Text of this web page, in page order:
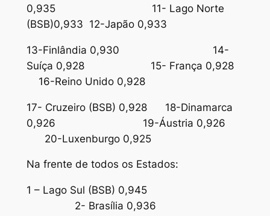
0,935 11- Lago Norte
(BSB)0,933 12-Japão 0,933
13-Finlândia 0,930 14-
Suíça 0,928 15- França 0,928
16-Reino Unido 0,928
17- Cruzeiro (BSB) 0,928 18-Dinamarca
0,926 19-Áustria 0,926
20-Luxenburgo 0,925
Na frente de todos os Estados:
1 – Lago Sul (BSB) 0,945
2- Brasília 0,936